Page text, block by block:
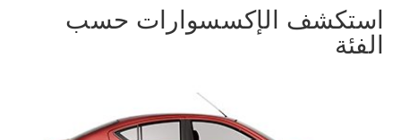
استكشف الإكسسوارات حسب
الفئة